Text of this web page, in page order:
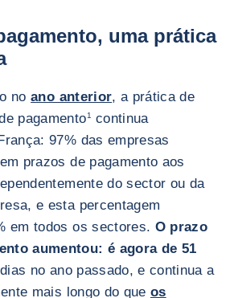
uma prática
noano anterior, a prática de
pagamento1
continua
97% das empresas
prazos de pagamento aos
do sector ou da
e esta percentagem
em todos os sectores. O prazo
aumentou: é agora de 51
no ano passado, e continua a
mais longo do que os